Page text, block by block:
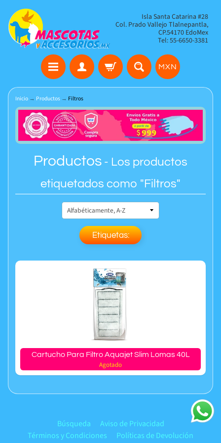
Isla Santa Catarina #28
Col. Prado Vallejo Tlalnepantla,
CP.54170 EdoMex
Tel: 55-6650-3381
MXN
Inicio → Productos → Filtros
Productos - Los productos
etiquetados como "Filtros"
Etiquetas:
Cartucho Para Filtro Aquajet Slim Lomas 40L
Agotado
Búsqueda
Aviso de Privacidad
Términos y Condiciones
Políticas de Devolución